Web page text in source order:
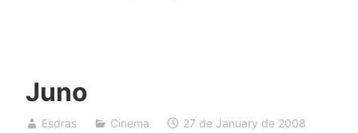
Juno
Esdras Cinema
27 de January de 2008